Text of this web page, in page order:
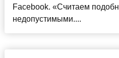
Facebook. «Считаем
недопустимыми....